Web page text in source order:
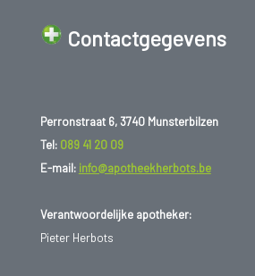
Contactgegevens
Perronstraat 6, 3740 Munsterbilzen
Tel: 089 41 20 09
E-mail: info@apotheekherbots.be
Verantwoordelijke apotheker:
Pieter Herbots